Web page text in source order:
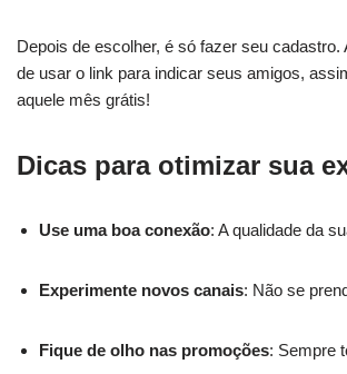
Depois de escolher, é só fazer seu cadastro.
de usar o link para indicar seus amigos,
aquele mês grátis!
Dicas para otimizar sua
Use uma boa conexão: A qualidade da
Experimente novos canais: Não se
Fique de olho nas promoções: Sempre